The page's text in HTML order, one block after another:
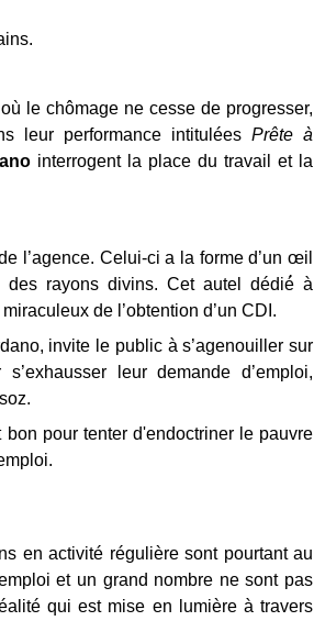
le chômage ne cesse de progresser,
leur performance intitulées Prête à
interrogent la place du travail et la
l’agence. Celui-ci a la forme d’un œil
des rayons divins. Cet autel dédié́ à
de l’obtention d’un CDI.
invite le public à s’agenouiller sur
leur demande d’emploi,
pour tenter d'endoctriner le pauvre
en activité régulière sont pourtant au
et un grand nombre ne sont pas
qui est mise en lumière à travers